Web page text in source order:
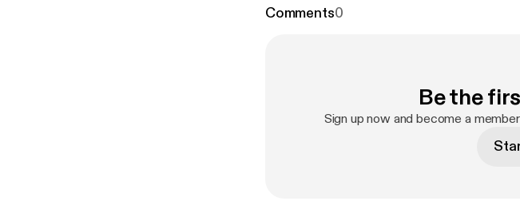
Tilrettelæggelse og produktion: Cecilie
Comments0
Be the
Sign up now and become a